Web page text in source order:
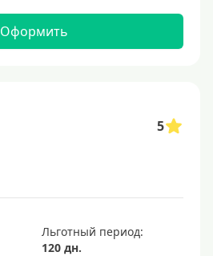
Оформить
5
Льготный период:
120 дн.